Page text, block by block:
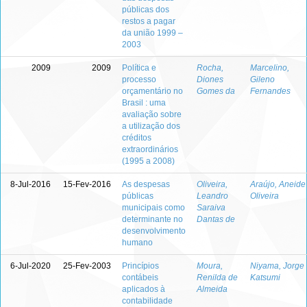
públicas dos
restos a pagar
da união 1999 –
2003
2009 2009
Política e
processo
orçamentário no
Brasil : uma
avaliação sobre
a utilização dos
créditos
extraordinários
(1995 a 2008)
Rocha,
Diones
Gomes da
Marcelino,
Gileno
Fernandes
8-Jul-2016 15-Fev-2016
As despesas
públicas
municipais como
determinante no
desenvolvimento
humano
Oliveira,
Leandro
Saraiva
Dantas de
Araújo, Aneide
Oliveira
6-Jul-2020 25-Fev-2003
Princípios
contábeis
aplicados à
contabilidade
Moura,
Renilda de
Almeida
Niyama, Jorge
Katsumi